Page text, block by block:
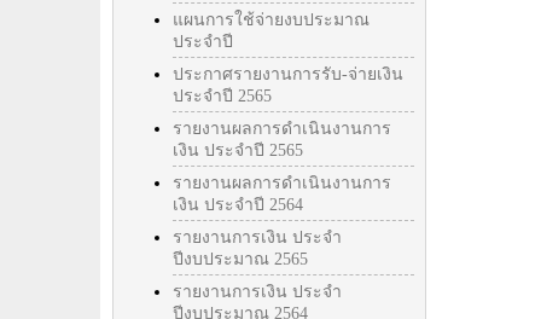
แผนการใช้จ่ายงบประมาณ
ประจำปี
ประกาศรายงานการรับ-จ่ายเงิน
ประจำปี 2565
รายงานผลการดำเนินงานการ
เงิน ประจำปี 2565
รายงานผลการดำเนินงานการ
เงิน ประจำปี 2564
รายงานการเงิน ประจำ
ปีงบประมาณ 2565
รายงานการเงิน ประจำ
ปีงบประมาณ 2564